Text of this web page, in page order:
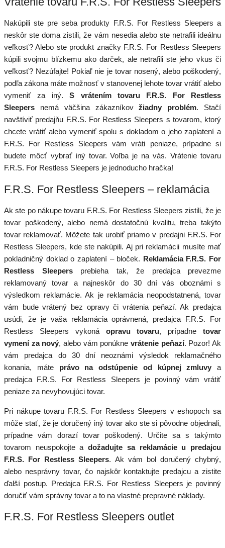
Nakúpili ste pre seba produkty F.R.S. For Restless Sleepers a
neskôr ste doma zistili, že vám nesedia alebo ste netrafili ideálnu
veľkosť? Alebo ste produkt značky F.R.S. For Restless Sleepers
kúpili svojmu blízkemu ako darček, ale netrafili ste jeho vkus či
veľkosť? Nezúfajte! Pokiaľ nie je tovar nosený, alebo poškodený,
podľa zákona máte možnosť v stanovenej lehote tovar vrátiť alebo
vymeniť za iný.S vrátením tovaru F.R.S. For Restless
Sleepers nemá väčšina zákazníkovžiadny problém. Stačí
navštíviť predajňu F.R.S. For Restless Sleepers s tovarom, ktorý
chcete vrátiť alebo vymeniť spolu s dokladom o jeho zaplatení a
F.R.S. For Restless Sleepers vám vráti peniaze, prípadne si
budete môcť vybrať iný tovar. Voľba je na vás. Vrátenie tovaru
F.R.S. For Restless Sleepers je jednoducho hračka!
F.R.S. For Restless Sleepers – reklamácia
Ak ste po nákupe tovaru F.R.S. For Restless Sleepers zistili, že je
tovar poškodený, alebo nemá dostatočnú kvalitu, treba takýto
tovar reklamovať. Môžete tak urobiť priamo v predajni F.R.S. For
Restless Sleepers, kde ste nakúpili. Aj pri reklamácii musíte mať
pokladničný doklad o zaplatení – bloček. Reklamácia F.R.S. For
Restless Sleepers prebieha tak, že predajca prevezme
reklamovaný tovar a najneskôr do 30 dní vás oboznámi s
výsledkom reklamácie. Ak je reklamácia neopodstatnená, tovar
vám bude vrátený bez opravy či vrátenia peňazí. Ak predajca
usúdi, že je vaša reklamácia oprávnená, predajca F.R.S. For
Restless Sleepers vykoná opravu tovaru, prípadnetovar
vymení za nový, alebo vám ponúknevrátenie peňazí. Pozor! Ak
vám predajca do 30 dní neoznámi výsledok reklamačného
konania, máte právo na odstúpenie od kúpnej zmluvy a
predajca F.R.S. For Restless Sleepers je povinný vám vrátiť
peniaze za nevyhovujúci tovar.
Pri nákupe tovaru F.R.S. For Restless Sleepers v eshopoch sa
môže stať, že je doručený iný tovar ako ste si pôvodne objednali,
prípadne vám dorazí tovar poškodený. Určite sa s takýmto
tovarom neuspokojte adožadujte sa reklamácie u predajcu
F.R.S. For Restless Sleepers. Ak vám bol doručený chybný,
alebo nesprávny tovar, čo najskôr kontaktujte predajcu a zistite
ďalší postup. Predajca F.R.S. For Restless Sleepers je povinný
doručiť vám správny tovar a to na vlastné prepravné náklady.
F.R.S. For Restless Sleepers outlet